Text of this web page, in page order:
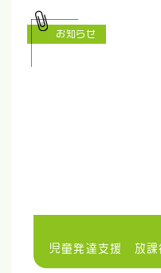
児童発達支援 放課
お知らせ